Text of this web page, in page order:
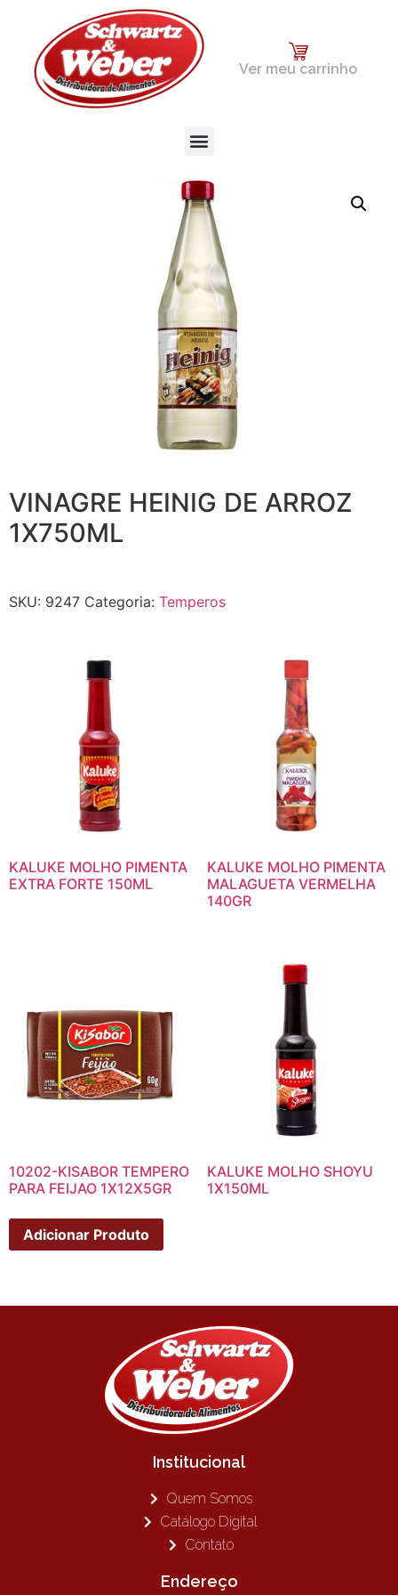
Ver meu carrinho
VINAGRE HEINIG DE ARROZ
1X750ML
SKU: 9247 Categoria: Temperos
KALUKE MOLHO PIMENTA
EXTRA FORTE 150ML
KALUKE MOLHO PIMENTA
MALAGUETA VERMELHA
140GR
10202-KISABOR TEMPERO
PARA FEIJAO 1X12X5GR
Adicionar Produto
KALUKE MOLHO SHOYU
1X150ML
Institucional
Quem Somos
Catálogo Digital
Contato
Endereço